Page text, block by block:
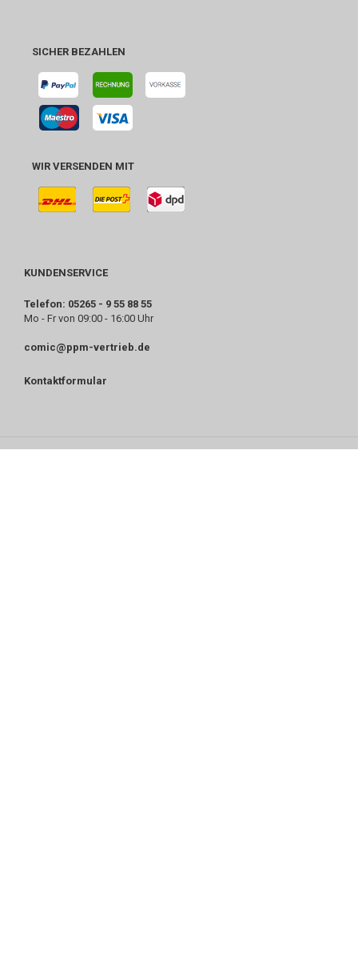
SICHER BEZAHLEN
WIR VERSENDEN MIT
KUNDENSERVICE
Telefon: 05265 - 9 55 88 55
Mo - Fr von 09:00 - 16:00 Uhr
comic@ppm-vertrieb.de
Kontaktformular